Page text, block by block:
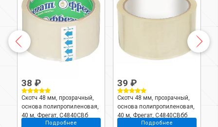
38 ₽
Скотч 48 мм, прозрачный,
основа полипропиленовая,
40 м, Фрегат, С4840СВб
Подробнее
39 ₽
Скотч 48 мм, прозрачный,
основа полипропиленовая,
40 м, Фрегат, С4840СВбб
Подробнее